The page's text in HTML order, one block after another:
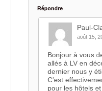
Répondre
Paul-
août 15,
Bonjour à vous
allés à LV en
dernier nous y
C’est
pour les hôtels